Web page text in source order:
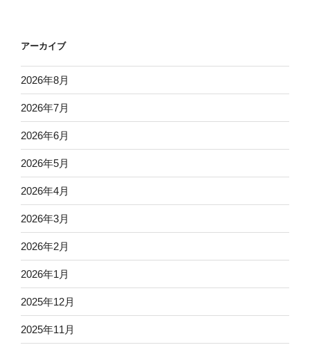
アーカイブ
2026年8月
2026年7月
2026年6月
2026年5月
2026年4月
2026年3月
2026年2月
2026年1月
2025年12月
2025年11月